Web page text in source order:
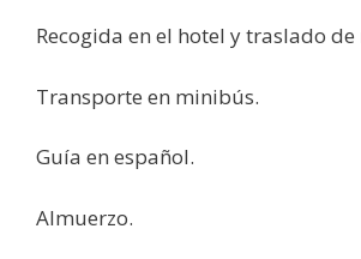
Recogida en el hotel y traslado de
Transporte en minibús.
Guía en español.
Almuerzo.